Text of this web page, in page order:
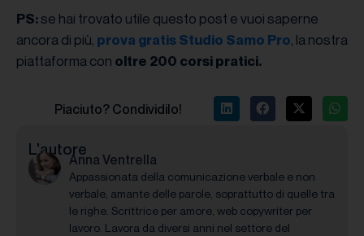
PS:se hai trovato utile questo post e vuoi saperne
ancora di più, prova gratis Studio Samo Pro, la nostra
piattaforma con oltre 200 corsi pratici.
Piaciuto? Condividilo!
L'autore
Anna Ventrella
Appassionata della comunicazione verbale e non
verbale, amante delle parole, soprattutto di quelle tra
le righe. Scrittrice per amore, web copywriter per
lavoro. Lavora da diversi anni nel settore del